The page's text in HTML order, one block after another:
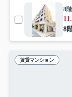
8階
8
賃貸マンション